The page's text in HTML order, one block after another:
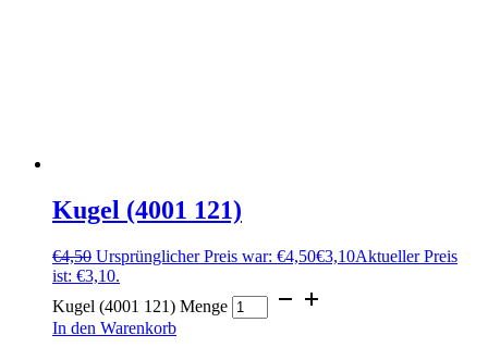
Kugel (4001 121)
€4,50 Ursprünglicher Preis war: €4,50€3,10Aktueller Preis
ist: €3,10.
Kugel (4001 121) Menge
In den Warenkorb